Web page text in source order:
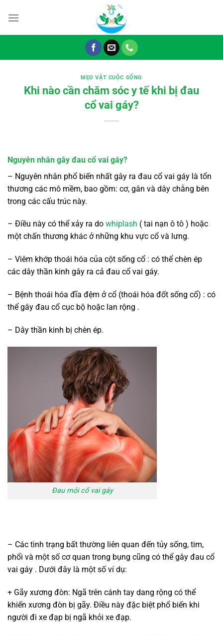
đến
MẸO VẶT CUỘC SỐNG
Khi nào cần chăm sóc y tế khi bị đau
cổ vai gáy?
Nguyên nhân gây đau cổ vai gáy?
– Nguyên nhân phổ biến nhất gây ra đau cổ vai gáy là tổn
thương các mô mềm, bao gồm: cơ, gân và dây chằng bên
trong các cấu trúc này.
– Điều này có thể xảy ra do whiplash ( tai nạn ô tô ) hoặc
một chấn thương khác ở những khu vực cổ và lưng.
– Viêm khớp thoái hóa của cột sống cổ : có thể chèn ép
các dây thần kinh gây ra cả đau cổ vai gáy.
– Bệnh thoái hóa đĩa đệm ở cổ (thoái hóa đốt sống cổ) : có
thể gây đau cổ cục bộ hoặc lan rộng .
– Dây thần kinh bị chèn ép.
Đau mỏi cổ vai gáy
– Các tình trạng bất thường liên quan đến tủy sống, tim,
phổi và một số cơ quan trong bụng cũng có thể gây đau cổ
vai gáy . Dưới đây là một số ví dụ:
+ Gãy xương đòn: Ngã trên cánh tay dang rộng có thể
khiến xương đòn bị gãy. Điều này đặc biệt phổ biến khi
người đi xe đạp bị ngã khỏi xe đạp.